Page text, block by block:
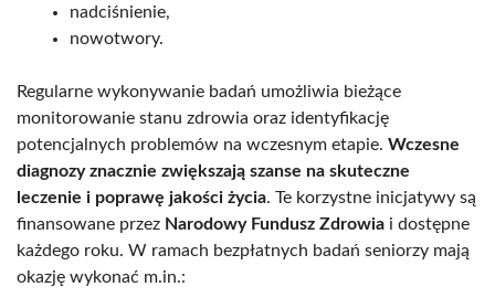
nadciśnienie,
nowotwory.
Regularne wykonywanie badań umożliwia bieżące
monitorowanie stanu zdrowia oraz identyfikację
potencjalnych problemów na wczesnym etapie. Wczesne
diagnozy znacznie zwiększają szanse na skuteczne
leczenie i poprawę jakości życia. Te korzystne inicjatywy są
finansowane przez Narodowy Fundusz Zdrowia i dostępne
każdego roku. W ramach bezpłatnych badań seniorzy mają
okazję wykonać m.in.: